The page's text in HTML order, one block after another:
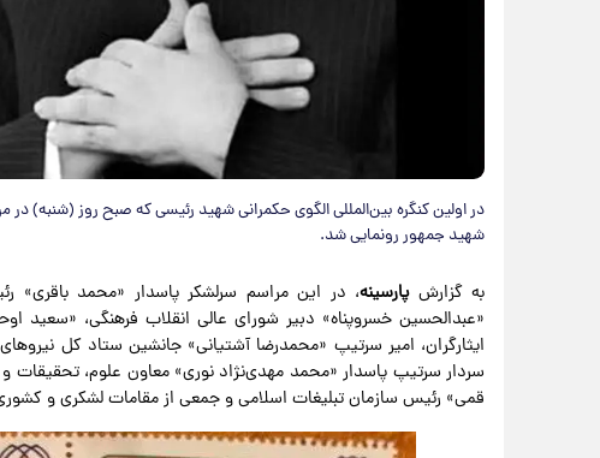
در اولین کنگره بین‌المللی الگوی حکمرانی شهید رئیسی که صبح روز (شنبه)
شهید جمهور رونمایی شد.
به گزارشپارسینه، در این مراسم سرلشکر پاسدار «محمد باقری»
«عبدالحسین خسروپناه» دبیر شورای عالی انقلاب فرهنگی،
ایثارگران، امیر سرتیپ «محمدرضا آشتیانی» جانشین ستاد کل
سردار سرتیپ پاسدار «محمد مهدی‌نژاد نوری» معاون علوم،
قمی» رئیس سازمان تبلیغات اسلامی و جمعی از مقامات لشکری و